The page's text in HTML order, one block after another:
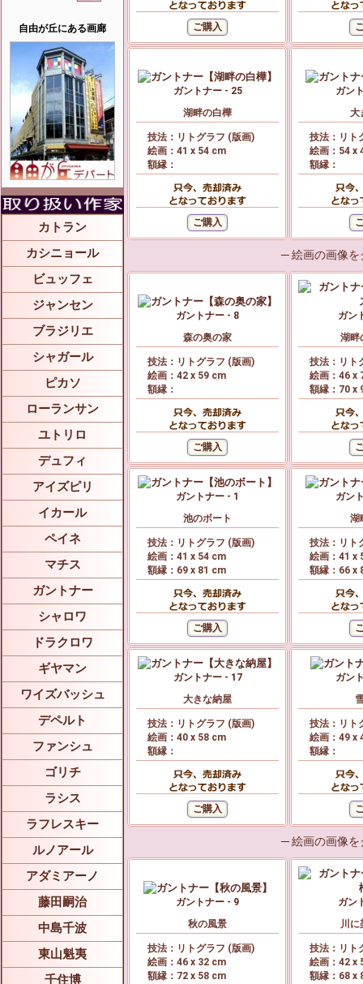
自由が丘にある画廊
カトラン
カシニョール
ビュッフェ
ジャンセン
ブラジリエ
シャガール
ピカソ
ローランサン
ユトリロ
デュフィ
アイズピリ
イカール
ペイネ
マチス
ガントナー
シャロワ
ドラクロワ
ギヤマン
ワイズバッシュ
デペルト
ファンシュ
ゴリチ
ラシス
ラフレスキー
ルノアール
アダミアーノ
藤田嗣治
中島千波
東山魁夷
千住博
ガントナー - 25
湖畔の白樺
技法：リトグラフ (版画)
絵画：41 x 54 cm
額縁：
ガン
大
技法：リト
絵画：54 x
額縁：
─ 絵画の画像を
ガントナー - 8
森の奥の家
技法：リトグラフ (版画)
絵画：42 x 59 cm
額縁：
ガン
湖畔
技法：リト
絵画：46 x
額縁：70 x
ガントナー - 1
池のボート
技法：リトグラフ (版画)
絵画：41 x 54 cm
額縁：69 x 81 cm
ガン
湖
技法：リト
絵画：41 x
額縁：66 x
ガントナー - 17
大きな納屋
技法：リトグラフ (版画)
絵画：40 x 58 cm
額縁：
ガン
技法：リト
絵画：49 x
額縁：
─ 絵画の画像を
ガントナー - 9
秋の風景
技法：リトグラフ (版画)
絵画：46 x 32 cm
額縁：72 x 58 cm
ガン
川に
技法：リト
絵画：42 x
額縁：68 x